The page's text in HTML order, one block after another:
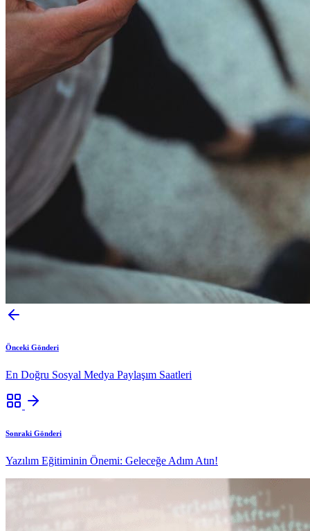
Önceki Gönderi
En Doğru Sosyal Medya Paylaşım Saatleri
Sonraki Gönderi
Yazılım Eğitiminin Önemi: Geleceğe Adım Atın!